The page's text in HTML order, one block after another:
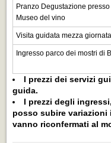
Pranzo Degustazione presso
Museo del vino
Visita guidata mezza
Ingresso parco dei mostri di
I prezzi dei servizi
guida.
I prezzi degli
posso subire
vanno riconfermati al